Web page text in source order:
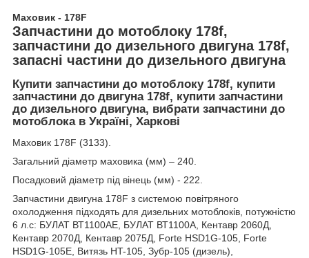
Маховик - 178F
Запчастини до мотоблоку 178f,
запчастини до дизельного двигуна 178f,
запасні частини до дизельного двигуна
Купити запчастини до мотоблоку 178f, купити
запчастини до двигуна 178f, купити запчастини
до дизельного двигуна, вибрати запчастини до
мотоблока в Україні, Харкові
Маховик 178F (3133).
Загальний діаметр маховика (мм) – 240.
Посадковий діаметр під вінець (мм) - 222.
Запчастини двигуна 178F з системою повітряного
охолодження підходять для дизельних мотоблоків, потужністю
6 л.с: БУЛАТ ВТ1100AE, БУЛАТ ВТ1100A, Кентавр 2060Д,
Кентавр 2070Д, Кентавр 2075Д, Forte HSD1G-105, Forte
HSD1G-105Е, Витязь HT-105, Зубр-105 (дизель),